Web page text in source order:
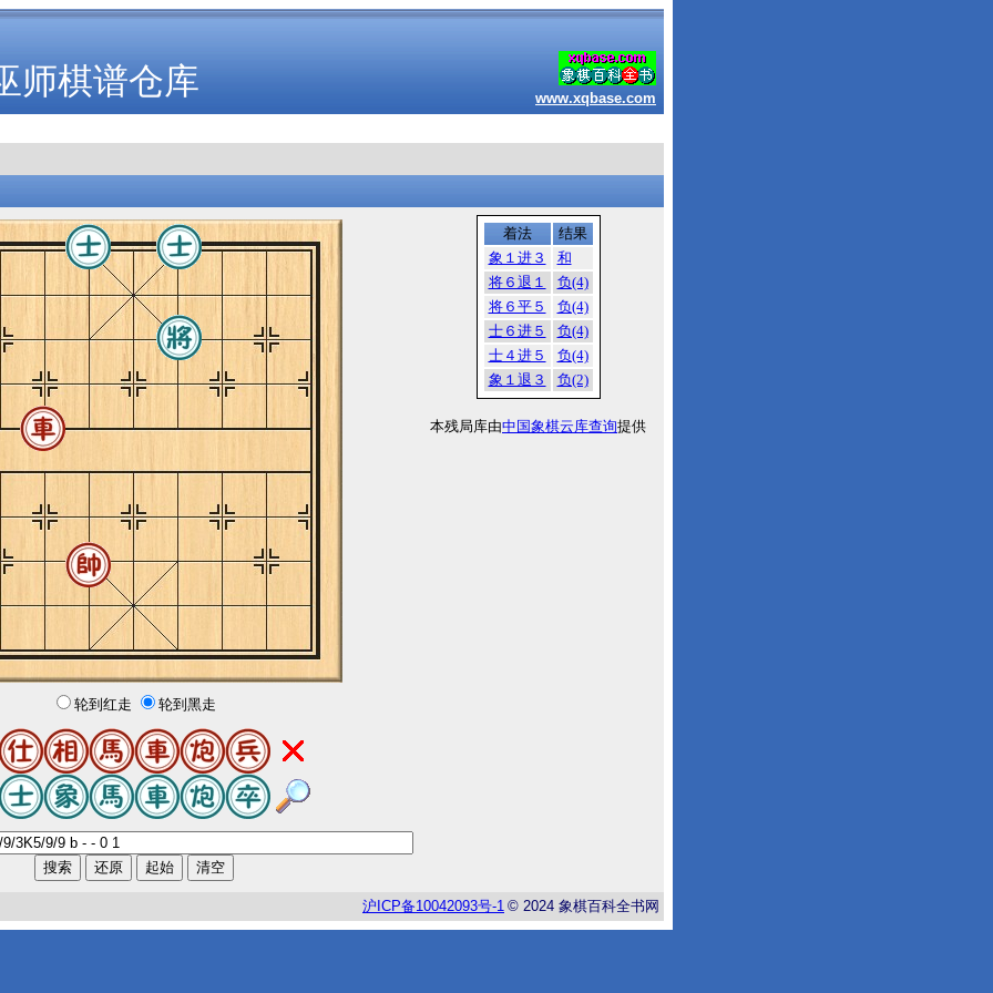
师棋谱仓库 www.xqbase.com
轮到红走 轮到黑走
着法
结果
象１进３
和
将６退１
负(4)
将６平５
负(4)
士６进５
负(4)
士４进５
负(4)
象１退３
负(2)
本残局库由中国象棋云库查询提供
沪 ICP备10042093号-1 © 2024 象棋百科全书网